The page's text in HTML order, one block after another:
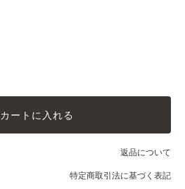
カートに入れる
返品について
特定商取引法に基づく表記